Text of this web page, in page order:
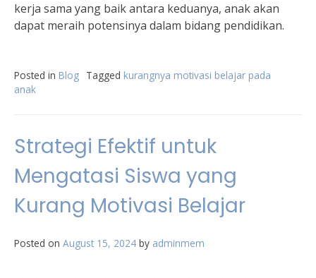
kerja sama yang baik antara keduanya, anak akan
dapat meraih potensinya dalam bidang pendidikan.
Posted in Blog Tagged kurangnya motivasi belajar pada
anak
Strategi Efektif untuk
Mengatasi Siswa yang
Kurang Motivasi Belajar
Posted on August 15, 2024 by adminmem